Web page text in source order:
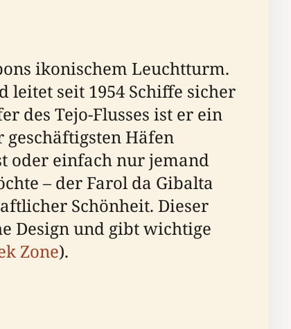
ikonischem Leuchtturm.
leitet seit 1954 Schiffe sicher
des Tejo-Flusses ist er ein
Häfen
oder einfach nur jemand
– der Farol da Gibalta
Schönheit. Dieser
Design und gibt wichtige
Zone).